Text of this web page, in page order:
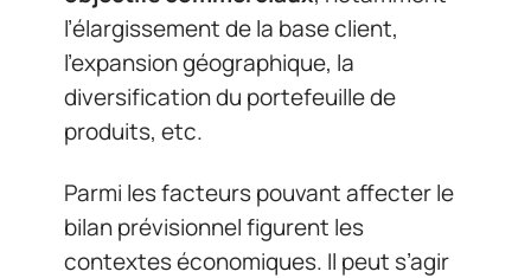
l’élargissement de la base client,
l’expansion géographique, la
diversification du portefeuille de
produits, etc.
Parmi les facteurs pouvant affecter le
bilan prévisionnel figurent les
contextes économiques. Il peut s’agir